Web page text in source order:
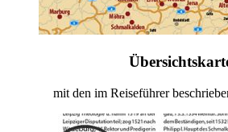
mit den im Reiseführer